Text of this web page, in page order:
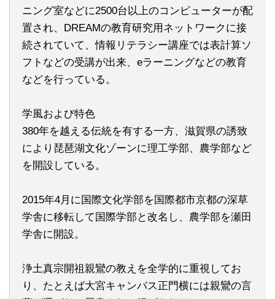
ニング室などに2500台以上のコンピューターが配
置され、DREAMの教育研究用ネットワークに接
続されていて、情報リテラシー講座では表計算ソ
フトなどの受講が出来、eラーニングなどの教育
などを行っている。
学風および特色
380年を越える伝統を有する一方、滋賀県の誘致
により琵琶湖文化ゾーンに理工学部、農学部など
を開設している。
2015年4月に国際文化学部を国際都市京都の深草
学舎に移転して国際学部と改名し、農学部を瀬田
学舎に開設。
浄土真宗開祖親鸞の教えを全学的に重視してお
り、たとえば大宮キャンパス正門横には親鸞の言